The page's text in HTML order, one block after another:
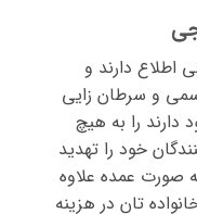
اطلاع دارند و
سمی و سرطان زایی
دارند را به هیچ
خود را تهدید
صورت عمده علاوه
تان در هزینه